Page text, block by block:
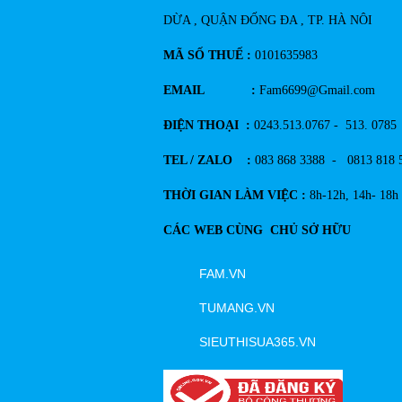
DỪA , QUẬN ĐỐNG ĐA , TP. HÀ NÔI
MÃ SỐ THUẾ : 0101635983
EMAIL : Fam6699@Gmail.com
ĐIỆN THOẠI : 0243.513.0767 - 513. 0785
TEL / ZALO : 083 868 3388 - 0813 818
THỜI GIAN LÀM VIỆC : 8h-12h, 14h- 18h
CÁC WEB CÙNG CHỦ SỞ HỮU
FAM.VN
TUMANG.VN
SIEUTHISUA365.VN